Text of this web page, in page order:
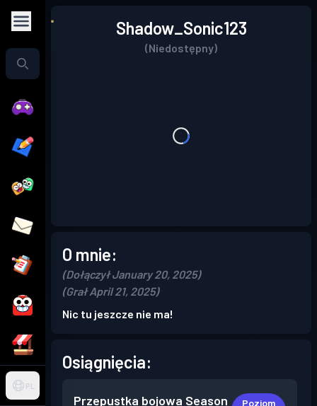
PL
Shadow_Sonic123
(Niedostępny)
O mnie:
(Dołączył January 20, 2025)
(Grał April 21, 2025)
Nic tu jeszcze nie ma!
Osiągnięcia:
Przepustka bojowa Season
Poziom